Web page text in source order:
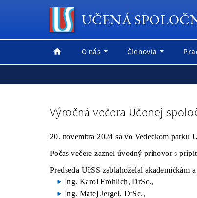
UČENÁ
O nás Členovia
Výročná večera Učenej
20. novembra 2024 sa vo Vedeckom parku
Počas večere zaznel úvodný príhovor s
Predseda UčSS zablahoželal
Ing. Karol Fröhlich, DrSc.,
Ing. Matej Jergel, DrSc.,